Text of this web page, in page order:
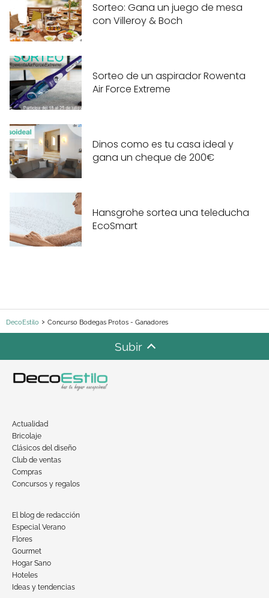
Sorteo: Gana un juego de mesa
con Villeroy & Boch
Sorteo de un aspirador Rowenta
Air Force Extreme
Dinos como es tu casa ideal y
gana un cheque de 200€
Hansgrohe sortea una teleducha
EcoSmart
DecoEstilo Concurso Bodegas Protos - Ganadores
Subir
Actualidad
Bricolaje
Clásicos del diseño
Club de ventas
Compras
Concursos y regalos
El blog de redacción
Especial Verano
Flores
Gourmet
Hogar Sano
Hoteles
Ideas y tendencias